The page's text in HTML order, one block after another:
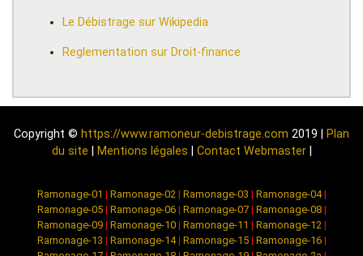
Le Débistrage sur Wikipedia
Reglementation sur Droit-finance
Copyright © https://www.ramoneur-debistrage.com 2019 |
Plan
du site
Mentions légales Contact Webmaster|
Ramonage-01 | Ramonage-02| Ramonage-03 | Ramonage-04|
Ramonage-05| Ramonage-06| Ramonage-07| Ramonage-08|
Ramonage-09| Ramonage-10| Ramonage-11 | Ramonage-12|
Ramonage-13 | Ramonage-14| Ramonage-15| Ramonage-16|